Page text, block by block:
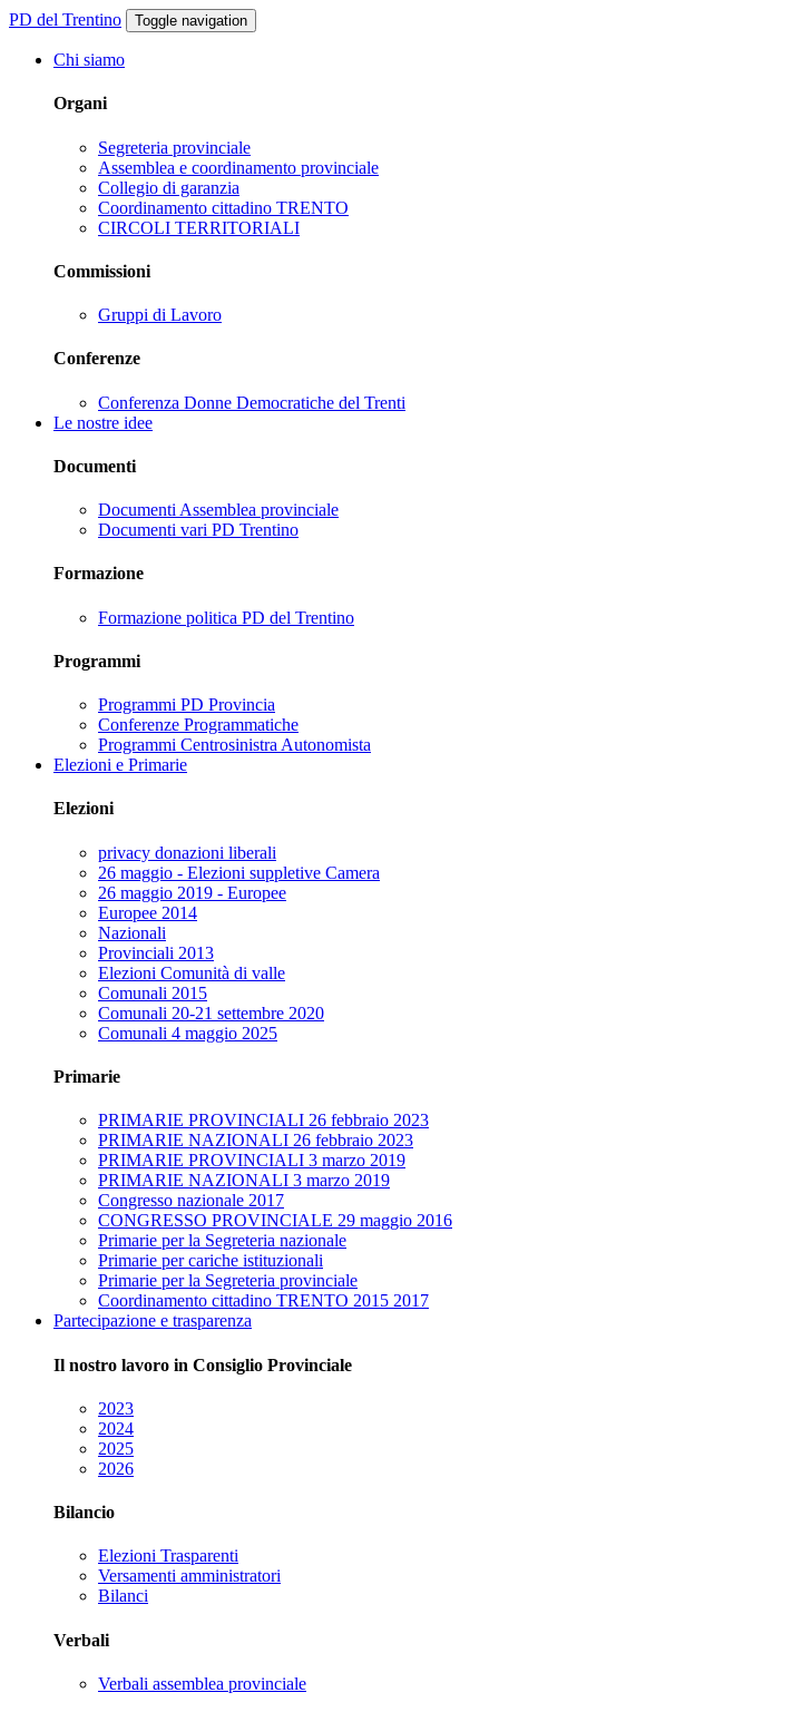
PD del Trentino Toggle navigation
Chi siamo
Organi
Segreteria provinciale
Assemblea e coordinamento provinciale
Collegio di garanzia
Coordinamento cittadino TRENTO
CIRCOLI TERRITORIALI
Commissioni
Gruppi di Lavoro
Conferenze
Conferenza Donne Democratiche del Trenti
Le nostre idee
Documenti
Documenti Assemblea provinciale
Documenti vari PD Trentino
Formazione
Formazione politica PD del Trentino
Programmi
Programmi PD Provincia
Conferenze Programmatiche
Programmi Centrosinistra Autonomista
Elezioni e Primarie
Elezioni
privacy donazioni liberali
26 maggio - Elezioni suppletive Camera
26 maggio 2019 - Europee
Europee 2014
Nazionali
Provinciali 2013
Elezioni Comunità di valle
Comunali 2015
Comunali 20-21 settembre 2020
Comunali 4 maggio 2025
Primarie
PRIMARIE PROVINCIALI 26 febbraio 2023
PRIMARIE NAZIONALI 26 febbraio 2023
PRIMARIE PROVINCIALI 3 marzo 2019
PRIMARIE NAZIONALI 3 marzo 2019
Congresso nazionale 2017
CONGRESSO PROVINCIALE 29 maggio 2016
Primarie per la Segreteria nazionale
Primarie per cariche istituzionali
Primarie per la Segreteria provinciale
Coordinamento cittadino TRENTO 2015 2017
Partecipazione e trasparenza
Il nostro lavoro in Consiglio Provinciale
2023
2024
2025
2026
Bilancio
Elezioni Trasparenti
Versamenti amministratori
Bilanci
Verbali
Verbali assemblea provinciale